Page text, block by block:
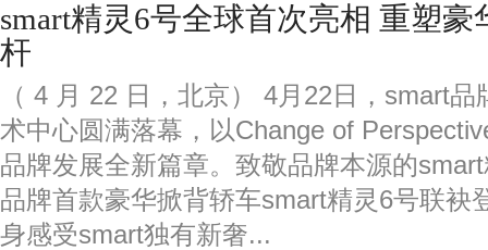
smart精灵6号全球首次亮相 重塑
杆
（ 4 月 22 日，北京） 4月22日，smart
术中心圆满落幕，以Change of
品牌发展全新篇章。致敬品牌本源的
品牌首款豪华掀背轿车smart精灵6号联袂
身感受smart独有新奢...